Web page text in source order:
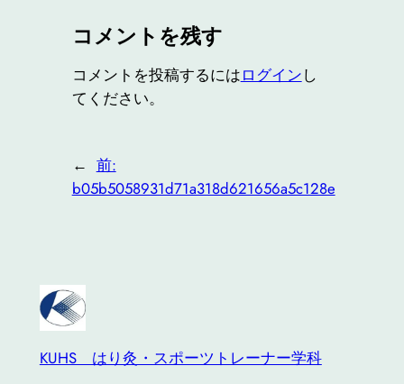
コメントを残す
コメントを投稿するにはログインし
てください。
← 前:
b05b5058931d71a318d621656a5c128e
KUHS はり灸・スポーツトレーナー学科